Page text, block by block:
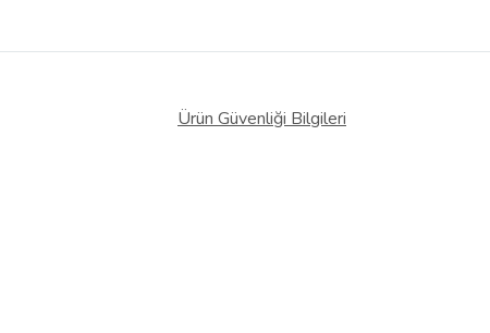
Ürün Güvenliği Bilgileri